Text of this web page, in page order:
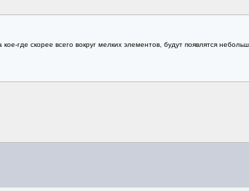
где скорее всего вокруг мелких элементов, будут появлятся